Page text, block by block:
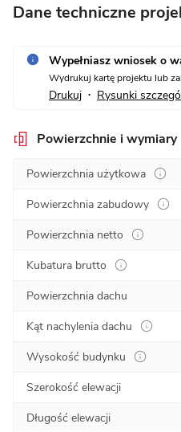
Dane techniczne
Wypełniasz wniosek o
Wydrukuj kartę projektu lub
Drukuj • Rysunki
Powierzchnie i wymiary
Powierzchnia użytkowa
Powierzchnia zabudowy
Powierzchnia netto
Kubatura brutto
Powierzchnia dachu
Kąt nachylenia dachu
Wysokość budynku
Szerokość elewacji
Długość elewacji